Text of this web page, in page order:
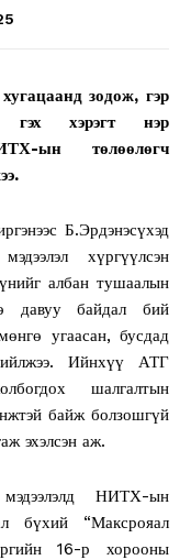
зодож, гэр
гэх хэрэгт нэр
ын төлөөлөгч
Б.Эрдэнэсүхэд
хүргүүлсэн
албан тушаалын
давуу байдал бий
угаасан, бусдад
Ийнхүү АТГ
шалгалтын
байж болзошгүй
эхэлсэн аж.
НИТХ-ын
бүхий “Максрояал
16-р хорооны